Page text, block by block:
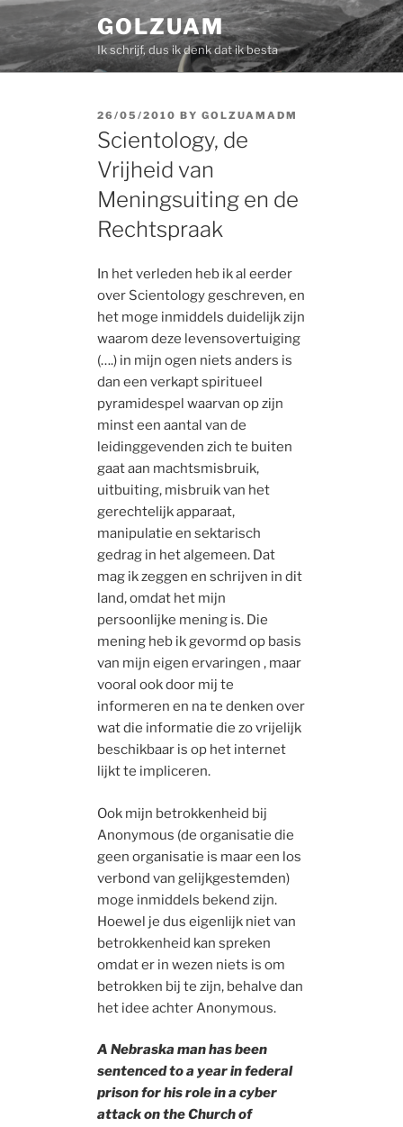
Skip
to
content
GOLZUAM
Ik schrijf, dus ik denk dat ik besta
POSTED
ON
26/05/2010 BYGOLZUAMADM
Scientology, de
Vrijheid van
Meningsuiting en de
Rechtspraak
In het verleden heb ik al eerder
over Scientology geschreven, en
het moge inmiddels duidelijk zijn
waarom deze levensovertuiging
(….) in mijn ogen niets anders is
dan een verkapt spiritueel
pyramidespel waarvan op zijn
minst een aantal van de
leidinggevenden zich te buiten
gaat aan machtsmisbruik,
uitbuiting, misbruik van het
gerechtelijk apparaat,
manipulatie en sektarisch
gedrag in het algemeen. Dat
mag ik zeggen en schrijven in dit
land, omdat het mijn
persoonlijke mening is. Die
mening heb ik gevormd op basis
van mijn eigen ervaringen , maar
vooral ook door mij te
informeren en na te denken over
wat die informatie die zo vrijelijk
beschikbaar is op het internet
lijkt te impliceren.
Ook mijn betrokkenheid bij
Anonymous (de organisatie die
geen organisatie is maar een los
verbond van gelijkgestemden)
moge inmiddels bekend zijn.
Hoewel je dus eigenlijk niet van
betrokkenheid kan spreken
omdat er in wezen niets is om
betrokken bij te zijn, behalve dan
het idee achter Anonymous.
A Nebraska man has been
sentenced to a year in federal
prison for his role in a cyber
attack on the Church of